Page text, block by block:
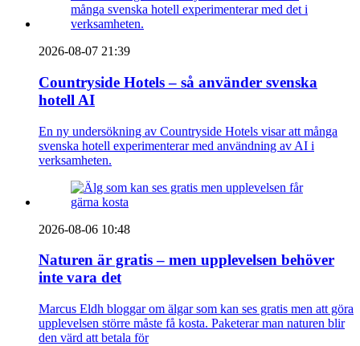
2026-08-07 21:39
Countryside Hotels – så använder svenska
hotell AI
En ny undersökning av Countryside Hotels visar att många
svenska hotell experimenterar med användning av AI i
verksamheten.
2026-08-06 10:48
Naturen är gratis – men upplevelsen behöver
inte vara det
Marcus Eldh bloggar om älgar som kan ses gratis men att göra
upplevelsen större måste få kosta. Paketerar man naturen blir
den värd att betala för